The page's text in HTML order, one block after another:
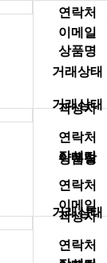
연락처
이메일
작성자
연락처
이메일
거래상태
작성자
연락처
상품명
거래상태
작성자
연락처
이메일
상품명
거래상태